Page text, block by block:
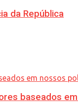
da República
baseados